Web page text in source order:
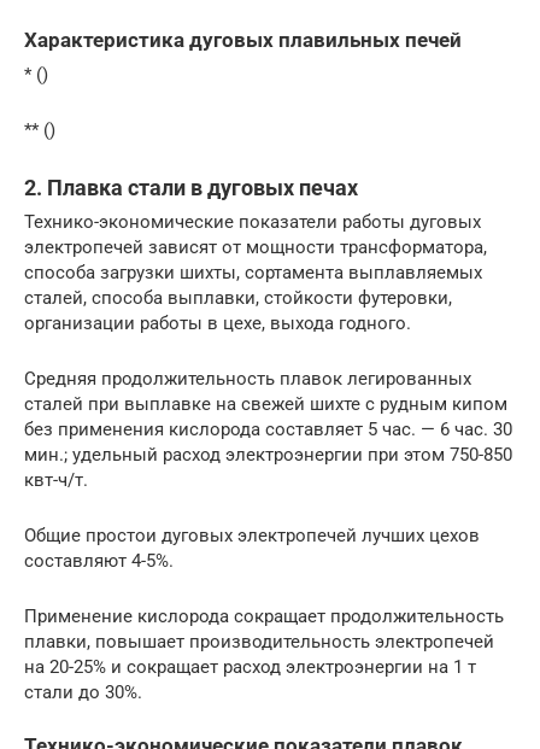
Характеристика дуговых плавильных печей
* ()
** ()
2. Плавка стали в дуговых печах
Технико-экономические показатели работы дуговых
электропечей зависят от мощности трансформатора,
способа загрузки шихты, сортамента выплавляемых
сталей, способа выплавки, стойкости футеровки,
организации работы в цехе, выхода годного.
Средняя продолжительность плавок легированных
сталей при выплавке на свежей шихте с рудным кипом
без применения кислорода составляет 5 час. — 6 час. 30
мин.; удельный расход электроэнергии при этом 750-850
квт-ч/т.
Общие простои дуговых электропечей лучших цехов
составляют 4-5%.
Применение кислорода сокращает продолжительность
плавки, повышает производительность электропечей
на 20-25% и сокращает расход электроэнергии на 1 т
стали до 30%.